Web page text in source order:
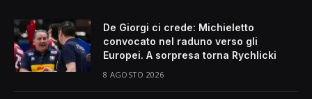
De Giorgi ci crede: Michieletto
convocato nel raduno verso gli
Europei. A sorpresa torna Rychlicki
8 AGOSTO 2026